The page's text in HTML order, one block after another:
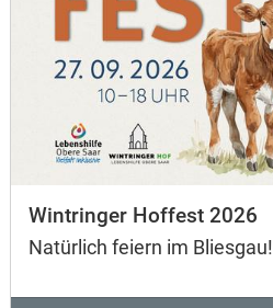
Wintringer Hoffest 2026
Natürlich feiern im Bliesgau!